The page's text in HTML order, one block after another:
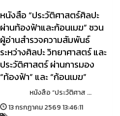
หนังสือ “ประวัติศาสตร์ศิลปะ
ผ่านท้องฟ้าและก้อนเมฆ” ชวน
ผู้อ่านสำรวจความสัมพันธ์
ระหว่างศิลปะ วิทยาศาสตร์ และ
ประวัติศาสตร์ ผ่านการมอง
“ท้องฟ้า” และ “ก้อนเมฆ”
หนังสือ “ประวัติศาส ...
13 กรกฏาคม 2569 13:46:11